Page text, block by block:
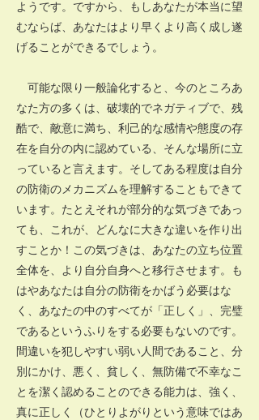
ようです。ですから、もしあなたが本当に望
むならば、あなたはより早くより高く成し遂
げることができるでしょう。
可能な限り一般論化すると、今のところあ
なた方の多くは、破壊的でネガティブで、残
酷で、敵意に満ち、利己的な感情や態度の存
在を自分の内に認めている、そんな場所に立
っていると言えます。そしてある程度は自分
の防衛のメカニズムを理解することもできて
います。たとえそれが部分的な気づきであっ
ても、これが、どんなに大きな違いを作り出
すことか！この気づきは、あなたの立ち位置
全体を、より自分自身へと移行させます。も
はやあなたは自分の防衛をかばう必要はな
く、あなたの中のすべてが「正しく」、完璧
であるというふりをする必要もないのです。
間違いを犯しやすい弱い人間であること、分
別にかけ、悪く、貧しく、無防備で不幸なこ
とを潔く認めることのできる能力は、強く、
真に正しく（ひとりよがりという意味ではあ